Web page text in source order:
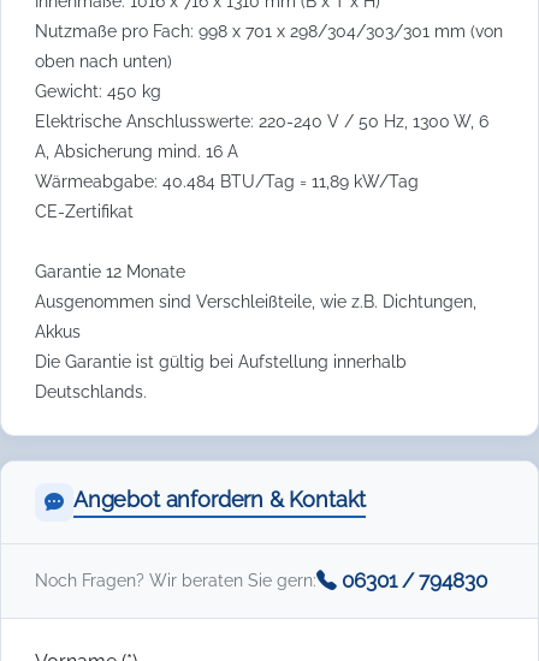
Nutzmaße pro Fach: 998 x 701 x 298/304/303/301 mm (von
oben nach unten)
Gewicht: 450 kg
Elektrische Anschlusswerte: 220-240 V / 50 Hz, 1300 W, 6
A, Absicherung mind. 16 A
Wärmeabgabe: 40.484 BTU/Tag = 11,89 kW/Tag
CE-Zertifikat
Garantie 12 Monate
Ausgenommen sind Verschleißteile, wie z.B. Dichtungen,
Akkus
Die Garantie ist gültig bei Aufstellung innerhalb
Deutschlands.
Angebot anfordern & Kontakt
Noch Fragen? Wir beraten Sie gern: 06301 / 794830